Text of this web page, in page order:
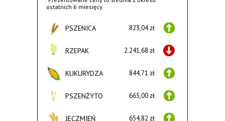
ostatnich 6 miesięcy.
PSZENICA 823,04 zł
RZEPAK 2.241,68 zł
KUKURYDZA 844,71 zł
PSZENŻYTO 665,00 zł
JĘCZMIEŃ 654,82 zł